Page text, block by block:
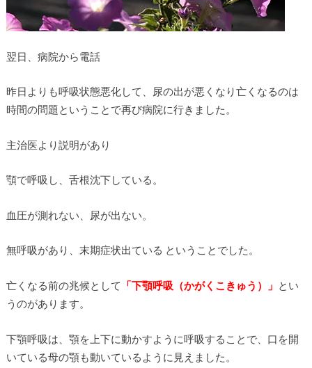
翌日、病院から電話
昨日よりも呼吸状態悪化して、尿の出が悪くなり亡くなるのは
時間の問題ということで再び病院に行きました。
主治医より説明があり
顎で呼吸し、舌根沈下している。
血圧が測れない、尿が出ない。
無呼吸があり、末期症状出ている ということでした。
亡くなる前の兆候として 「下顎呼吸（かがくこきゅう）」 とい
うのがあります。
下顎呼吸は、顎を上下に動かすように呼吸することで、口を開
いている母の顎も動いているように見えました。